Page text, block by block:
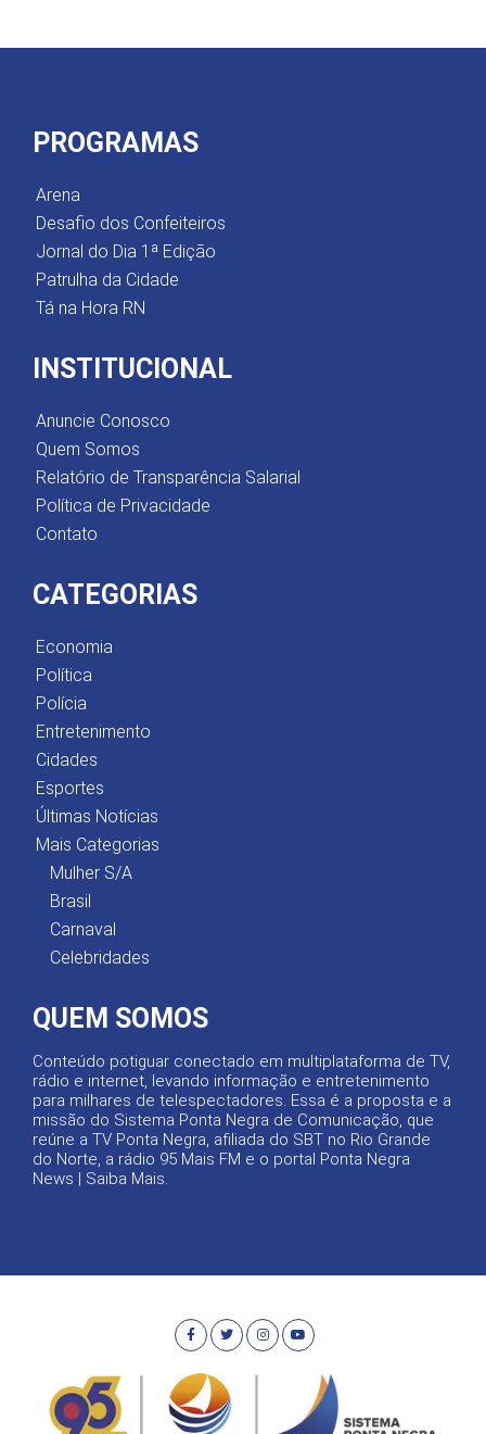
PROGRAMAS
Arena
Desafio dos Confeiteiros
Jornal do Dia 1ª Edição
Patrulha da Cidade
Tá na Hora RN
INSTITUCIONAL
Anuncie Conosco
Quem Somos
Relatório de Transparência Salarial
Política de Privacidade
Contato
CATEGORIAS
Economia
Política
Polícia
Entretenimento
Cidades
Esportes
Últimas Notícias
Mais Categorias
Mulher S/A
Brasil
Carnaval
Celebridades
QUEM SOMOS
Conteúdo potiguar conectado em multiplataforma de TV,
rádio e internet, levando informação e entretenimento
para milhares de telespectadores. Essa é a proposta e a
missão do Sistema Ponta Negra de Comunicação, que
reúne a TV Ponta Negra, afiliada do SBT no Rio Grande
do Norte, a rádio 95 Mais FM e o portal Ponta Negra
News | Saiba Mais.